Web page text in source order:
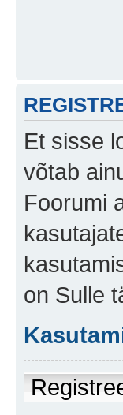
Et sisse
võtab
Foorumi
on Sulle